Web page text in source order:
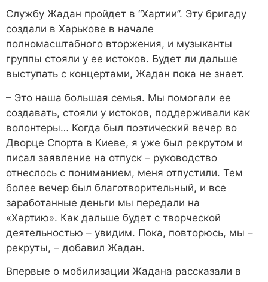
Службу Жадан пройдет в “Хартии”. Эту бригаду
создали в Харькове в начале
полномасштабного вторжения, и музыканты
группы стояли у ее истоков. Будет ли дальше
выступать с концертами, Жадан пока не знает.
– Это наша большая семья. Мы помогали ее
создавать, стояли у истоков, поддерживали как
волонтеры… Когда был поэтический вечер во
Дворце Спорта в Киеве, я уже был рекрутом и
писал заявление на отпуск – руководство
отнеслось с пониманием, меня отпустили. Тем
более вечер был благотворительный, и все
заработанные деньги мы передали на
«Хартию». Как дальше будет с творческой
деятельностью – увидим. Пока, повторюсь, мы –
рекруты, – добавил Жадан.
Впервые о мобилизации Жадана рассказали в